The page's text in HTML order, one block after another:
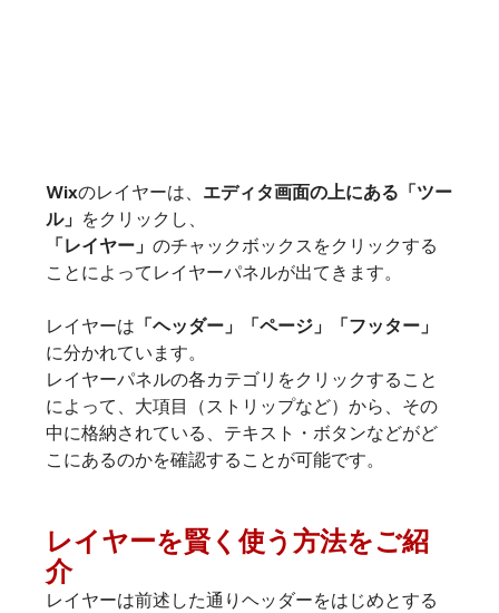
Wixのレイヤーは、 エディタ画面の上にある「ツー
ル」 をクリックし、
「レイヤー」 のチャックボックスをクリックする
ことによってレイヤーパネルが出てきます。
レイヤーは 「ヘッダー」「ページ」「フッター」
に分かれています。
レイヤーパネルの各カテゴリをクリックすること
によって、大項目（ストリップなど）から、その
中に格納されている、テキスト・ボタンなどがど
こにあるのかを確認することが可能です。
レイヤーを賢く使う方法をご紹
介
レイヤーは前述した通りヘッダーをはじめとする